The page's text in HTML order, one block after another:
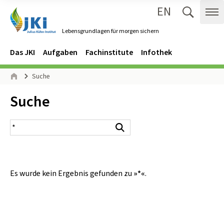
Lebensgrundlagen für morgen sichern
EN
Navigation
Hauptmenü
Das JKI Aufgaben Fachinstitute Infothek
Seitenpfad
Suche
Inhalt:
Suche
Suchergebnis
Es wurde kein Ergebnis gefunden zu »*«.